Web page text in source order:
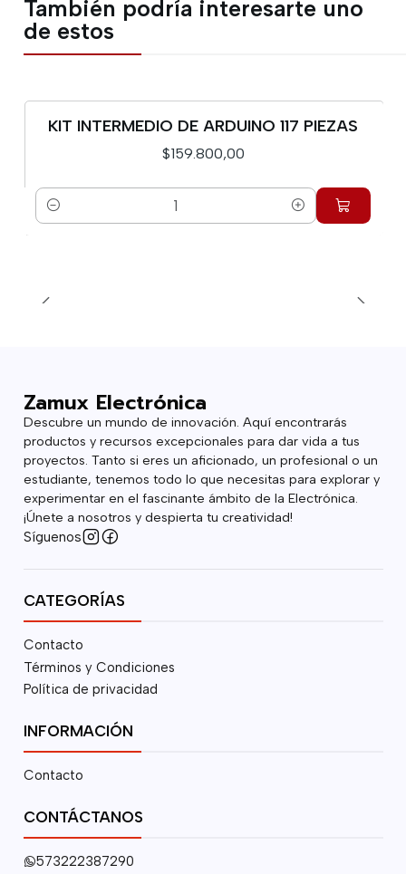
También podría interesarte uno
de estos
KIT INTERMEDIO DE ARDUINO 117 PIEZAS
$159.800,00
Cantidad
Zamux Electrónica
Descubre un mundo de innovación. Aquí encontrarás
productos y recursos excepcionales para dar vida a tus
proyectos. Tanto si eres un aficionado, un profesional o un
estudiante, tenemos todo lo que necesitas para explorar y
experimentar en el fascinante ámbito de la Electrónica.
¡Únete a nosotros y despierta tu creatividad!
Síguenos
CATEGORÍAS
Contacto
Términos y Condiciones
Política de privacidad
INFORMACIÓN
Contacto
CONTÁCTANOS
573222387290